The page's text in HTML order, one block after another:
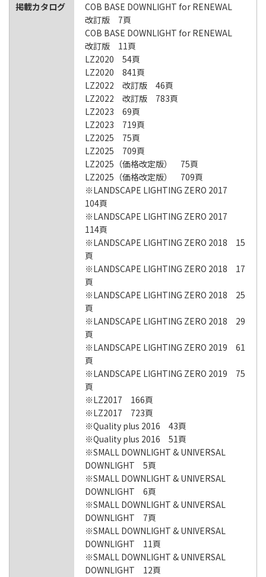
掲載カタログ
COB BASE DOWNLIGHT for RENEWAL
改訂版 7頁
COB BASE DOWNLIGHT for RENEWAL
改訂版 11頁
LZ2020 54頁
LZ2020 841頁
LZ2022 改訂版 46頁
LZ2022 改訂版 783頁
LZ2023 69頁
LZ2023 719頁
LZ2025 75頁
LZ2025 709頁
LZ2025（価格改定版） 75頁
LZ2025（価格改定版） 709頁
※LANDSCAPE LIGHTING ZERO 2017
104頁
※LANDSCAPE LIGHTING ZERO 2017
114頁
※LANDSCAPE LIGHTING ZERO 2018 15
頁
※LANDSCAPE LIGHTING ZERO 2018 17
頁
※LANDSCAPE LIGHTING ZERO 2018 25
頁
※LANDSCAPE LIGHTING ZERO 2018 29
頁
※LANDSCAPE LIGHTING ZERO 2019 61
頁
※LANDSCAPE LIGHTING ZERO 2019 75
頁
※LZ2017 166頁
※LZ2017 723頁
※Quality plus 2016 43頁
※Quality plus 2016 51頁
※SMALL DOWNLIGHT & UNIVERSAL
DOWNLIGHT 5頁
※SMALL DOWNLIGHT & UNIVERSAL
DOWNLIGHT 6頁
※SMALL DOWNLIGHT & UNIVERSAL
DOWNLIGHT 7頁
※SMALL DOWNLIGHT & UNIVERSAL
DOWNLIGHT 11頁
※SMALL DOWNLIGHT & UNIVERSAL
DOWNLIGHT 12頁